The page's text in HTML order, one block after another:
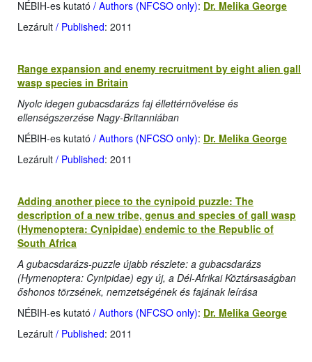
NÉBIH-es kutató / Authors (NFCSO only): Dr. Melika George
Lezárult / Published: 2011
Range expansion and enemy recruitment by eight alien gall
wasp species in Britain
Nyolc idegen gubacsdarázs faj éllettérnövelése és
ellenségszerzése Nagy-Britanniában
NÉBIH-es kutató / Authors (NFCSO only): Dr. Melika George
Lezárult / Published: 2011
Adding another piece to the cynipoid puzzle: The
description of a new tribe, genus and species of gall wasp
(Hymenoptera: Cynipidae) endemic to the Republic of
South Africa
A gubacsdarázs-puzzle újabb részlete: a gubacsdarázs
(Hymenoptera: Cynipidae) egy új, a Dél-Afrikai Köztársaságban
őshonos törzsének, nemzetségének és fajának leírása
NÉBIH-es kutató / Authors (NFCSO only): Dr. Melika George
Lezárult / Published: 2011